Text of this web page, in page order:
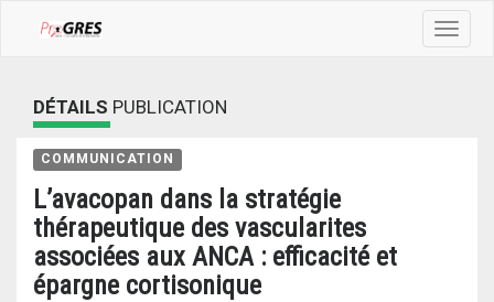
Toggle
DÉTAILS PUBLICATION
COMMUNICATION
L’avacopan dans la stratégie
thérapeutique des vascularites
associées aux ANCA : efficacité et
épargne cortisonique